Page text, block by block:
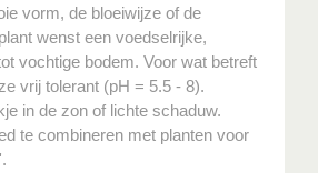
vorm, de bloeiwijze of de
wenst een voedselrijke,
vochtige bodem. Voor wat betreft
vrij tolerant (pH = 5.5 - 8).
in de zon of lichte schaduw.
te combineren met planten voor